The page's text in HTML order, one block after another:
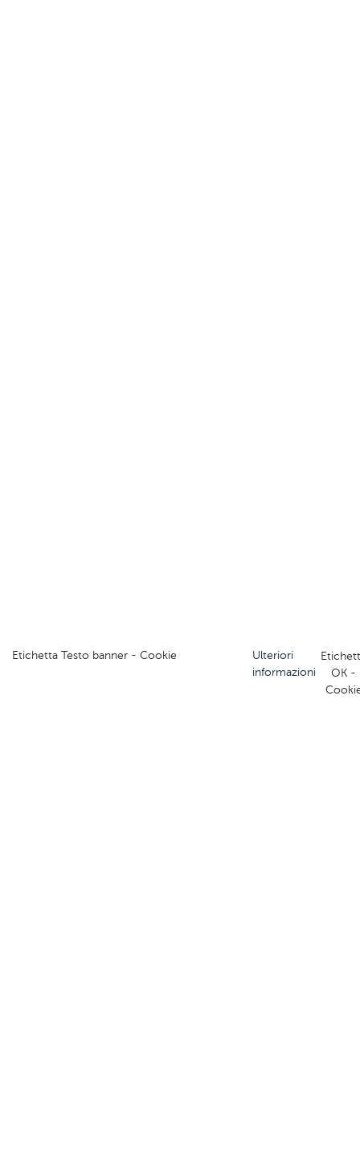
Visita il sito del Comitato Regionale
Etichetta Testo banner - Cookie
Ulteriori
informazioni
OK -